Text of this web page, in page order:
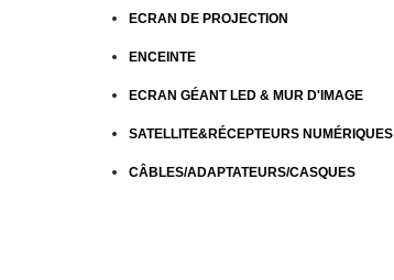
ECRAN DE PROJECTION
ENCEINTE
ECRAN GÉANT LED & MUR D'IMAGE
SATELLITE&RÉCEPTEURS NUMÉRIQUES
CÂBLES/ADAPTATEURS/CASQUES